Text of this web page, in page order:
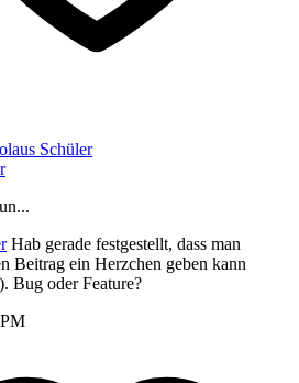
Hab gerade festgestellt, dass man
Beitrag ein Herzchen geben kann
Bug oder Feature?